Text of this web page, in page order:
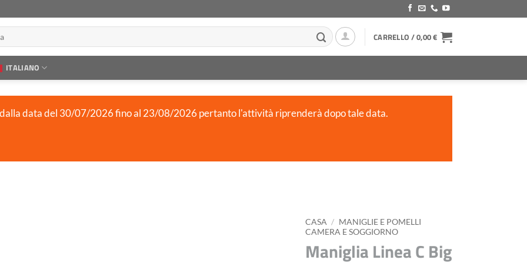
CARRELLO /0,00€
ITALIANO
dalla data del 30/07/2026 fino al 23/08/2026 pertanto l'attività riprenderà dopo tale data.
CASA / MANIGLIE E POMELLI
CAMERA E SOGGIORNO
Maniglia Linea C Big